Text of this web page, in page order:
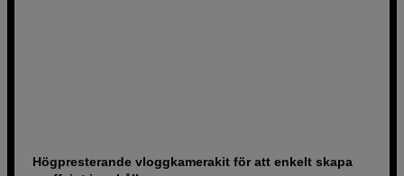
Högpresterande vloggkamerakit för att enkelt skapa